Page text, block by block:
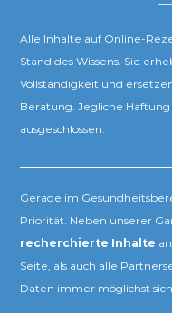
Alle Inhalte auf Online-
Stand des Wissens. Sie
Vollständigkeit und
Beratung. Jegliche
ausgeschlossen.
Gerade im
Priorität. Neben unserer
recherchierte Inhalte
Seite, als auch alle
Daten immer möglichst